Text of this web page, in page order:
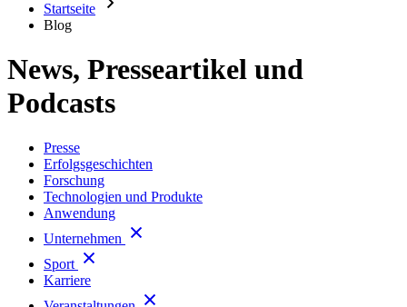
Startseite
Blog
News, Presseartikel und
Podcasts
Presse
Erfolgsgeschichten
Forschung
Technologien und Produkte
Anwendung
Unternehmen
Sport
Karriere